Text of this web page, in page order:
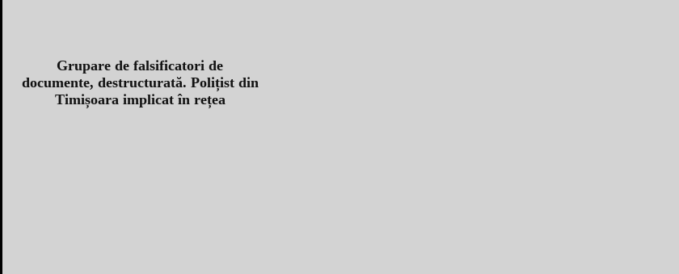
Grupare de falsificatori de
documente, destructurată. Polițist din
Timișoara implicat în rețea